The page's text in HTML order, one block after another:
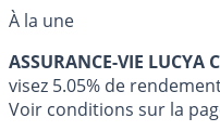
À la une
ASSURANCE-VIE LUCYA
visez 5.05% de
Voir conditions sur la